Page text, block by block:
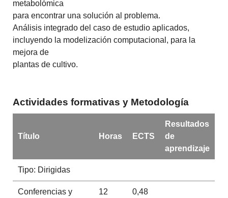
metabolómica
para encontrar una solución al problema.
Análisis integrado del caso de estudio aplicados,
incluyendo la modelización computacional, para la
mejora de
plantas de cultivo.
Actividades formativas y Metodología
Título Horas ECTS
Resultados
de
aprendizaje
Tipo: Dirigidas
Conferencias y
12 0,48